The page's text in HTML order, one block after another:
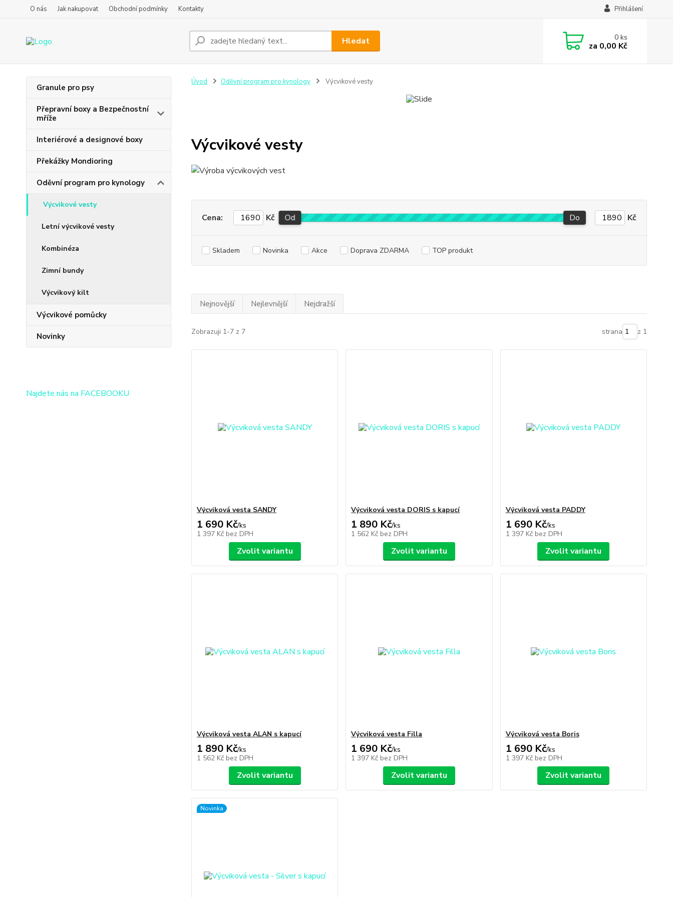
O nás Jak nakupovat Obchodní podmínky Kontakty Přihlášení
Hledat 0ks
za 0,00 Kč
Granule pro psy
Přepravní boxy a Bezpečnostní
mříže
Interiérové a designové boxy
Překážky Mondioring
Oděvní program pro kynology
Výcvikové vesty
Letní výcvikové vesty
Kombinéza
Zimní bundy
Výcvikový kilt
Výcvikové pomůcky
Novinky
Najdete nás na FACEBOOKU
Úvod Oděvní program pro kynology Výcvikové vesty
Výcvikové vesty
Cena: Kč Od Do Kč
Skladem Novinka Akce Doprava ZDARMA TOP produkt
Nejnovější Nejlevnější Nejdražší
Zobrazuji 1-7 z 7 strana z 1
Výcviková vesta SANDY
1 690 Kč/ks
1 397 Kč bez DPH
Zvolit variantu
Výcviková vesta DORIS s kapucí
1 890 Kč/ks
1 562 Kč bez DPH
Zvolit variantu
Výcviková vesta PADDY
1 690 Kč/ks
1 397 Kč bez DPH
Zvolit variantu
Výcviková vesta ALAN s kapucí
1 890 Kč/ks
1 562 Kč bez DPH
Zvolit variantu
Výcviková vesta Filla
1 690 Kč/ks
1 397 Kč bez DPH
Zvolit variantu
Výcviková vesta Boris
1 690 Kč/ks
1 397 Kč bez DPH
Zvolit variantu
Novinka